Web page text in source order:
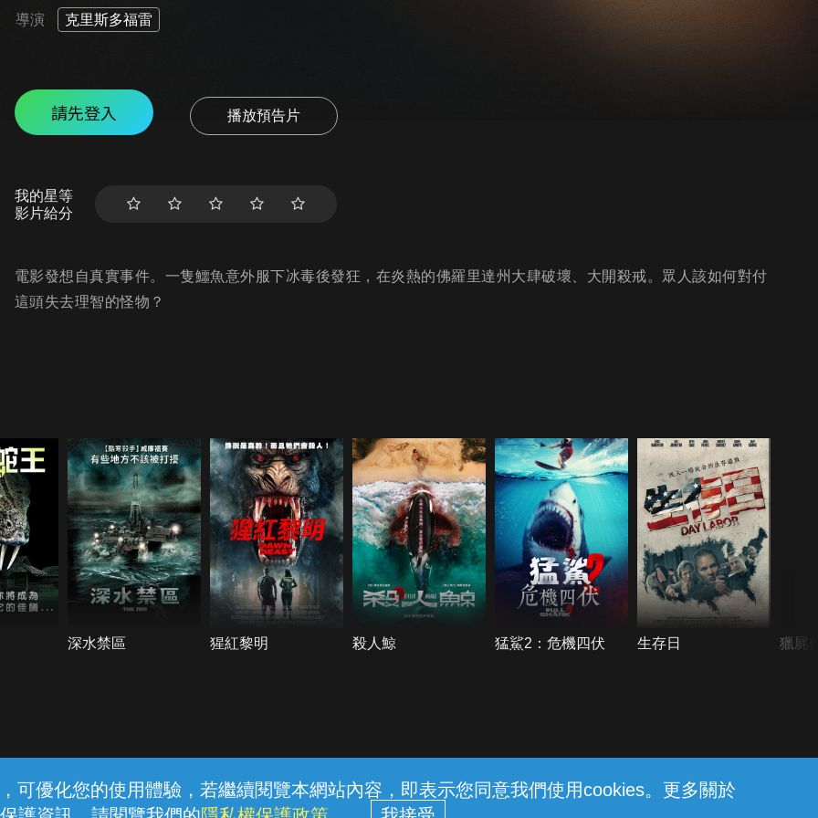
可優化您的使用體驗，若繼續閱覽本網站內容，即表示您同意我們使用cookies。更多關於
導演 克里斯多福雷
請先登入 播放預告片
我的星等
影片給分
電影發想自真實事件。一隻鱷魚意外服下冰毒後發狂，在炎熱的佛羅里達州大肆破壞、大開殺戒。眾人該如何對付
這頭失去理智的怪物？
深水禁區 猩紅黎明 殺人鯨 猛鯊2：危機四伏 生存日 獵屍
線上客服 服務條款 隱私權保護